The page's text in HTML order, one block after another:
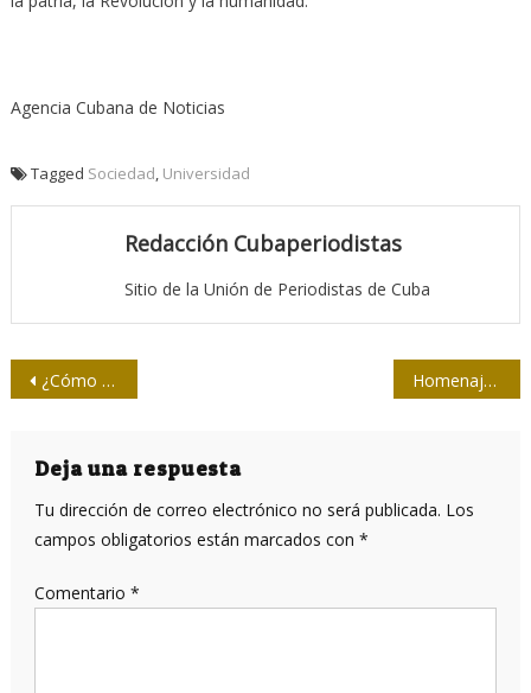
Agencia Cubana de Noticias
Tagged Sociedad, Universidad
Redacción Cubaperiodistas
Sitio de la Unión de Periodistas de Cuba
Navegación
entradas
¿Cómo son los jóvenes de hoy? Homenaje cultural a Martí
Deja una respuesta
Tu dirección de correo electrónico no será publicada. Los
campos obligatorios están marcados con *
Comentario *